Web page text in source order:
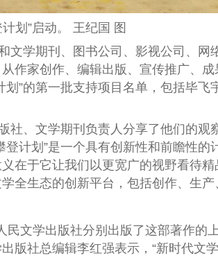
划”启动。 王纪国 图
学期刊、图书公司、影视公司、网
作家创作、编辑出版、宣传推广、
”的第一批支持项目名单，包括毕
、文学期刊负责人分享了他们的观
计划”是一个具有创新性和前瞻性的
在于它让我们以更宽广的视野看待
全生态的创新平台，包括创作、生
学出版社分别出版了这部著作的
社总编辑李红强表示，“新时代文